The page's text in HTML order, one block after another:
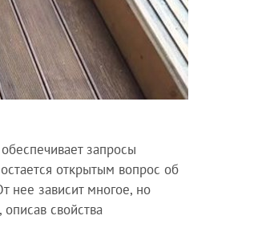
запросы
открытым вопрос об
нее зависит многое, но
свойства